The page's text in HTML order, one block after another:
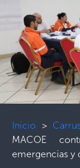
Inicio >
MACOE
emergencias y